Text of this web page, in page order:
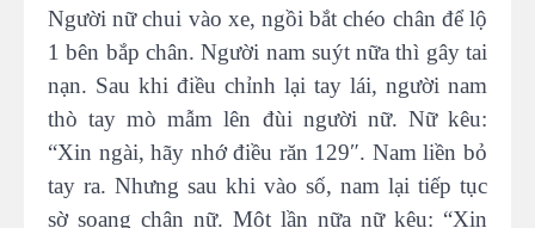
Người nữ chui vào xe, ngồi bắt chéo chân để lộ
1 bên bắp chân. Người nam suýt nữa thì gây tai
nạn. Sau khi điều chỉnh lại tay lái, người nam
thò tay mò mẫm lên đùi người nữ. Nữ kêu:
“Xin ngài, hãy nhớ điều răn 129″. Nam liền bỏ
tay ra. Nhưng sau khi vào số, nam lại tiếp tục
sờ soạng chân nữ. Một lần nữa nữ kêu: “Xin